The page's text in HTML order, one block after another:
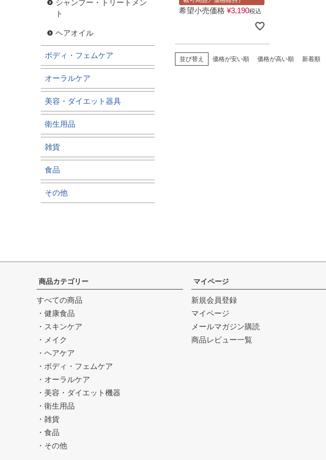
シャンプー・トリートメン
ト
ヘアオイル
ボディ・フェムケア
オーラルケア
美容・ダイエット器具
衛生用品
雑貨
食品
その他
希望小売価格 ¥3,190税込
並び替え 価格が安い順 価格が高い順 新着順
商品カテゴリー
すべての商品
・健康食品
・スキンケア
・メイク
・ヘアケア
・ボディ・フェムケア
・オーラルケア
・美容・ダイエット機器
・衛生用品
・雑貨
・食品
・その他
マイページ
新規会員登録
マイページ
メールマガジン購読
商品レビュー一覧